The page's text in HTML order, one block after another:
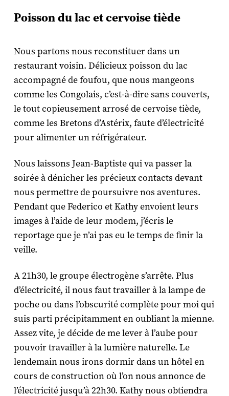
Poisson du lac et cervoise tiède
Nous partons nous reconstituer dans un
restaurant voisin. Délicieux poisson du lac
accompagné de foufou, que nous mangeons
comme les Congolais, c’est-à-dire sans couverts,
le tout copieusement arrosé de cervoise tiède,
comme les Bretons d’Astérix, faute d’électricité
pour alimenter un réfrigérateur.
Nous laissons Jean-Baptiste qui va passer la
soirée à dénicher les précieux contacts devant
nous permettre de poursuivre nos aventures.
Pendant que Federico et Kathy envoient leurs
images à l’aide de leur modem, j’écris le
reportage que je n’ai pas eu le temps de finir la
veille.
A 21h30, le groupe électrogène s’arrête. Plus
d’électricité, il nous faut travailler à la lampe de
poche ou dans l’obscurité complète pour moi qui
suis parti précipitamment en oubliant la mienne.
Assez vite, je décide de me lever à l’aube pour
pouvoir travailler à la lumière naturelle. Le
lendemain nous irons dormir dans un hôtel en
cours de construction où l’on nous annonce de
l’électricité jusqu’à 22h30. Kathy nous obtiendra